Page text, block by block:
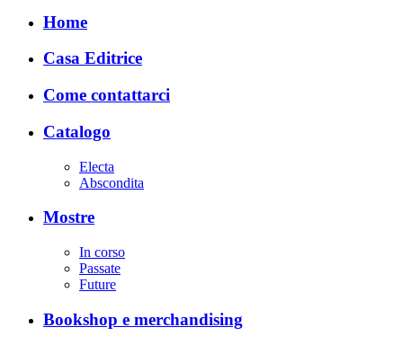
Home
Casa Editrice
Come contattarci
Catalogo
Electa
Abscondita
Mostre
In corso
Passate
Future
Bookshop e merchandising